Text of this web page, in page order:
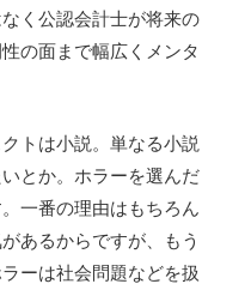
く公認会計士が将来の
の面まで幅広くメンタ
トは小説。単なる小説
とか。ホラーを選んだ
一番の理由はもちろん
あるからですが、もう
ーは社会問題などを扱